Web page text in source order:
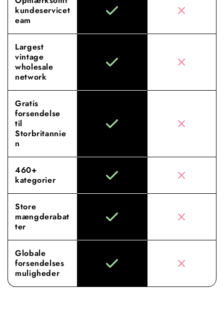
kundeservicet
eam
Largest
vintage
wholesale
network
Gratis
forsendelse
til
Storbritannie
n
460+
kategorier
Store
mængderabat
ter
Globale
forsendelses
muligheder